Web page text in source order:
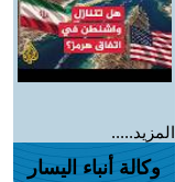
المزيد.....
وكالة أنباء اليسار